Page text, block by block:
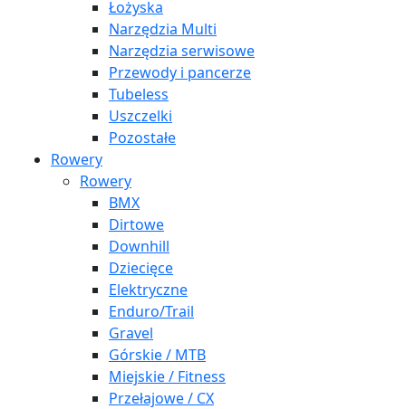
Łożyska
Narzędzia Multi
Narzędzia serwisowe
Przewody i pancerze
Tubeless
Uszczelki
Pozostałe
Rowery
Rowery
BMX
Dirtowe
Downhill
Dziecięce
Elektryczne
Enduro/Trail
Gravel
Górskie / MTB
Miejskie / Fitness
Przełajowe / CX